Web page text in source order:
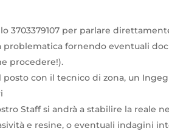
3703379107 per parlare
fornendo eventuali
procedere!).
posto con il tecnico di zona, un
Staff si andrà a stabilire la
e resine, o eventuali indagini